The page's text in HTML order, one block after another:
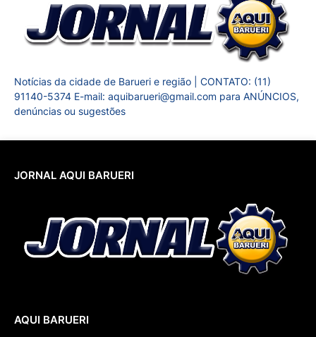
Notícias da cidade de Barueri e região | CONTATO: (11)
91140-5374 E-mail: aquibarueri@gmail.com para ANÚNCIOS,
denúncias ou sugestões
JORNAL AQUI BARUERI
AQUI BARUERI